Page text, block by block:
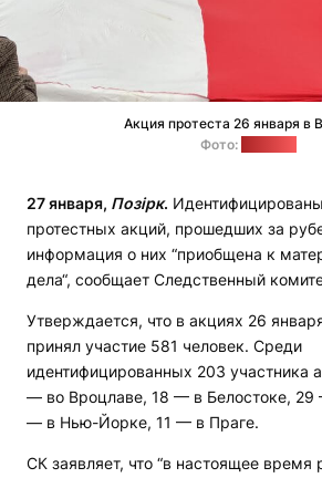
Акция протеста 26 января в
Фото:
27 января, Позірк.
протестных акций, прошедших за
информация о них “приобщена к
дела“, сообщает Следственный
Утверждается, что в акциях 26
принял участие 581 человек. Среди
идентифицированных 203 участника
— во Вроцлаве, 18 — в Белостоке,
— в Нью-Йорке, 11 — в Праге.
СК заявляет, что “в настоящее время